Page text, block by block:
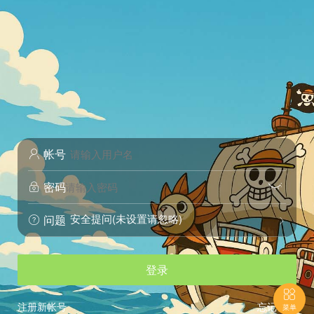
 帐号
 密码 
 问题 
安全提问(未设置请忽略)
登录
忘记密码
注册新帐号

菜单